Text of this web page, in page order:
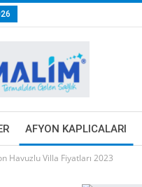
AFYON KAPLICALARI
Havuzlu Villa Fiyatları 2023